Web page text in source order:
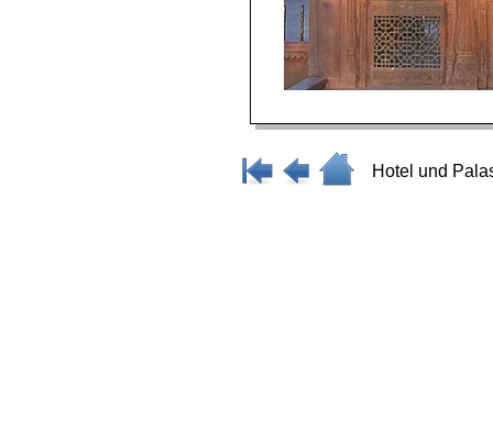
Hotel und